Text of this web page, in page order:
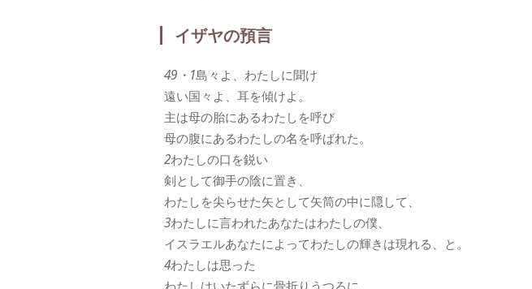
イザヤの預言
49・1島々よ、わたしに聞け
遠い国々よ、耳を傾けよ。
主は母の胎にあるわたしを呼び
母の腹にあるわたしの名を呼ばれた。
2わたしの口を鋭い
剣として御手の陰に置き、
わたしを尖らせた矢として矢筒の中に隠して、
3わたしに言われたあなたはわたしの僕、
イスラエルあなたによってわたしの輝きは現れる、と。
4わたしは思った